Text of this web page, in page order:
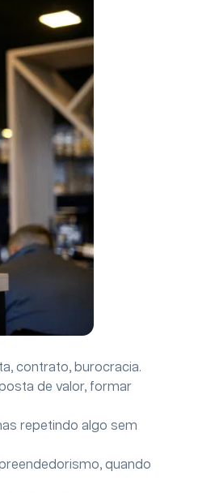
contrato, burocracia.
de valor, formar
repetindo algo sem
quando